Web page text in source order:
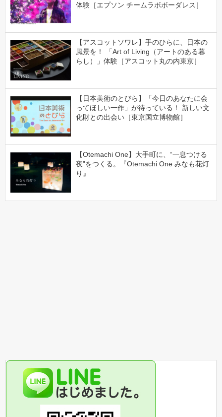
体験［エプソン チームラボボーダレス］
【アスコットソワレ】手のひらに、日本の
風景を！ 「Art of Living（アートのある暮
らし）」体験［アスコット丸の内東京］
【日本美術のとびら】「今日のあなたに会
ってほしい一作」が待っている！ 新しい文
化財との出会い［東京国立博物館］
【Otemachi One】大手町に、“一息つける
夜”をつくる。『Otemachi One みなも花灯
り』